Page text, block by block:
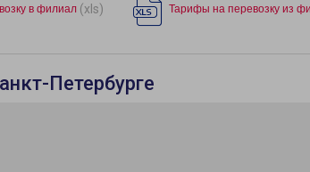
в филиал (xls) Тарифы на перевозку из
Петербурге